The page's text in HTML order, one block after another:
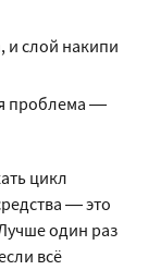
и слой накипи
проблема —
цикл
— это
один раз
всё